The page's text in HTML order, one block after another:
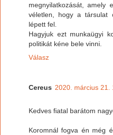
megnyilatkozását,
véletlen, hogy a társulat
lépett fel.
Hagyjuk ezt munkaügyi
politikát kéne bele vinni.
Válasz
Cereus 2020. március 21.
Kedves fiatal barátom
Koromnál fogva én még